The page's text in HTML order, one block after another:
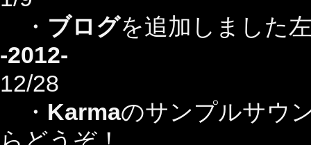
・ ブログを追加しました
-2012-
12/28
・ Karmaのサンプルサウ